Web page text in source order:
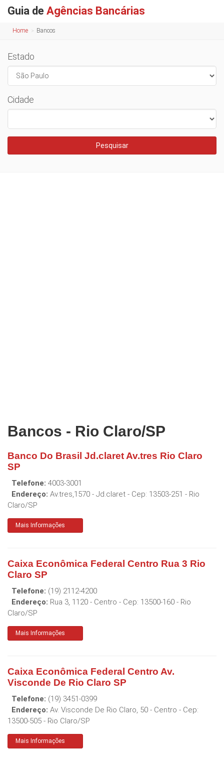
Guia de Agências Bancárias
Home Bancos
Estado
Cidade
Pesquisar
Bancos - Rio Claro/SP
Banco Do Brasil Jd.claret Av.tres Rio Claro
SP
Telefone: 4003-3001
Endereço: Av.tres,1570 - Jd.claret - Cep: 13503-251 - Rio
Claro/SP
Mais Informações
Caixa Econômica Federal Centro Rua 3 Rio
Claro SP
Telefone: (19) 2112-4200
Endereço: Rua 3, 1120 - Centro - Cep: 13500-160 - Rio
Claro/SP
Mais Informações
Caixa Econômica Federal Centro Av.
Visconde De Rio Claro SP
Telefone: (19) 3451-0399
Endereço: Av. Visconde De Rio Claro, 50 - Centro - Cep:
13500-505 - Rio Claro/SP
Mais Informações